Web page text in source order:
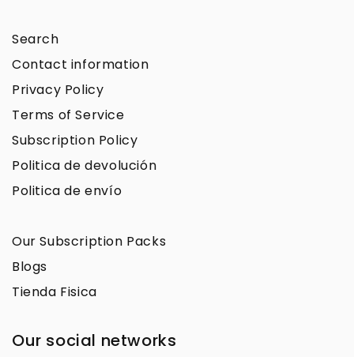
Search
Contact information
Privacy Policy
Terms of Service
Subscription Policy
Politica de devolución
Politica de envío
Our Subscription Packs
Blogs
Tienda Fisica
Our social networks